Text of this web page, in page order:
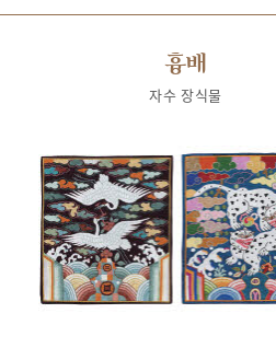
흉배
자수 장식물